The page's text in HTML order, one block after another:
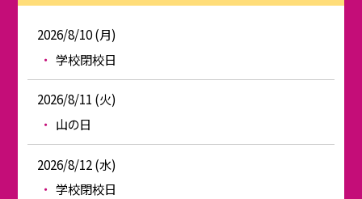
2026/8/10 (月)
学校閉校日
2026/8/11 (火)
山の日
2026/8/12 (水)
学校閉校日